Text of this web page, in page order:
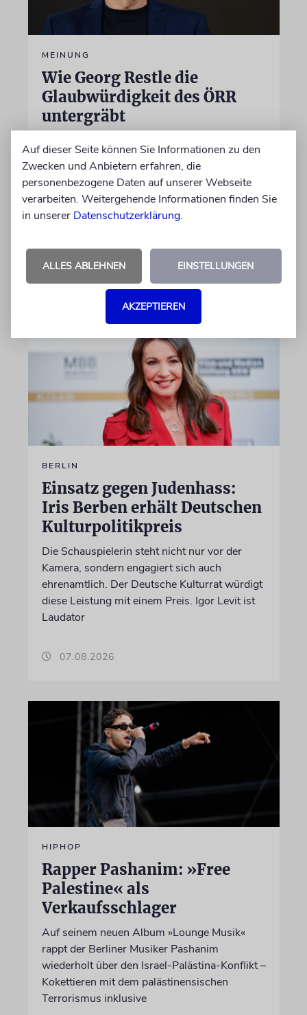
MEINUNG
Wie Georg Restle die
Glaubwürdigkeit des ÖRR
untergräbt
Felix Schotland, Vorstand der Synagogen-
Gemeinde Köln, an WDR-
Programmdirektorin Andrea Schafarczyk
gewandt. Wir dokumentieren das Schreiben
im Wortlaut
von Felix Schotland
BERLIN
Einsatz gegen Judenhass:
Iris Berben erhält Deutschen
Kulturpolitikpreis
Die Schauspielerin steht nicht nur vor der
Kamera, sondern engagiert sich auch
ehrenamtlich. Der Deutsche Kulturrat würdigt
diese Leistung mit einem Preis. Igor Levit ist
Laudator
07.08.2026
HIPHOP
Rapper Pashanim: »Free
Palestine« als
Verkaufsschlager
Auf seinem neuen Album »Lounge Musik«
rappt der Berliner Musiker Pashanim
wiederholt über den Israel-Palästina-Konflikt –
Kokettieren mit dem palästinensischen
Terrorismus inklusive
Auf dieser Seite können Sie Informationen zu den
Zwecken und Anbietern erfahren, die
personenbezogene Daten auf unserer Webseite
verarbeiten. Weitergehende Informationen finden Sie
in unserer Datenschutzerklärung.
ALLES ABLEHNEN EINSTELLUNGEN
AKZEPTIEREN